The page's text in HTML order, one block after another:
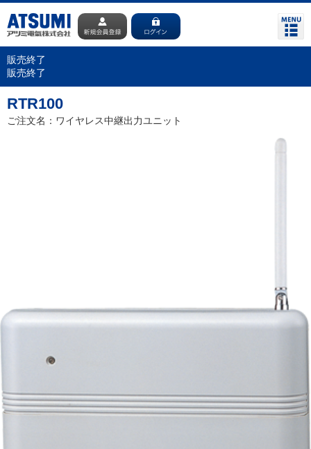
販売終了
販売終了
RTR100
ご注文名：ワイヤレス中継出力ユニット